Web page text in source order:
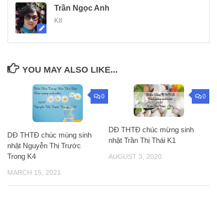
Trần Ngọc Anh
K8
YOU MAY ALSO LIKE...
0
DĐ THTĐ chúc mùng sinh
nhật Nguyễn Thị Trước
Trong K4
MARCH 15, 2021
0
DĐ THTĐ chúc mừng sinh
nhật Trần Thị Thái K1
AUGUST 3, 2020